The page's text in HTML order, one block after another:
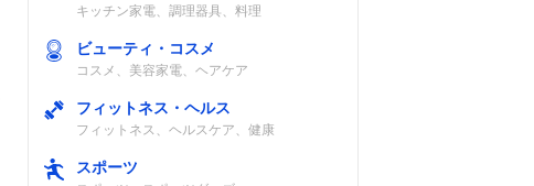
キッチン家電、調理器具、料理
ビューティ・コスメ
コスメ、美容家電、ヘアケア
フィットネス・ヘルス
フィットネス、ヘルスケア、健康
スポーツ